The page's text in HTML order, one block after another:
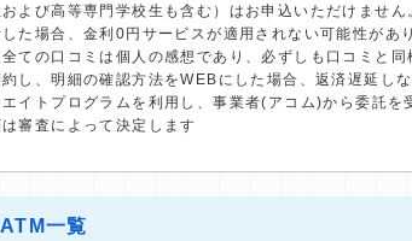
よび高等専門学校生も含む）はお申込いただけません
た場合、金利0円サービスが適用されない可能性があ
ての口コミは個人の感想であり、必ずしも口コミと
し、明細の確認方法をWEBにした場合、返済遅延し
イトプログラムを利用し、事業者(アコム)から委託を
審査によって決定します
一覧